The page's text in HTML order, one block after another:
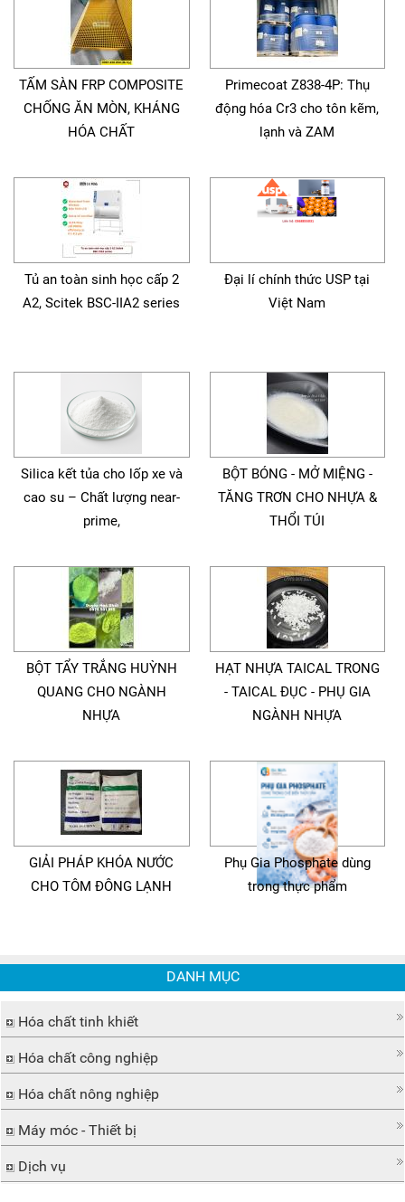
TẤM SÀN FRP COMPOSITE
CHỐNG ĂN MÒN, KHÁNG
HÓA CHẤT
Primecoat Z838-4P: Thụ
động hóa Cr3 cho tôn kẽm,
lạnh và ZAM
Tủ an toàn sinh học cấp 2
A2, Scitek BSC-IIA2 series
Đại lí chính thức USP tại
Việt Nam
Silica kết tủa cho lốp xe và
cao su – Chất lượng near-
prime,
BỘT BÓNG - MỞ MIỆNG -
TĂNG TRƠN CHO NHỰA &
THỔI TÚI
BỘT TẨY TRẮNG HUỲNH
QUANG CHO NGÀNH
NHỰA
HẠT NHỰA TAICAL TRONG
- TAICAL ĐỤC - PHỤ GIA
NGÀNH NHỰA
GIẢI PHÁP KHÓA NƯỚC
CHO TÔM ĐÔNG LẠNH
Phụ Gia Phosphate dùng
trong thực phẩm
DANH MỤC
Hóa chất tinh khiết
Hóa chất công nghiệp
Hóa chất nông nghiệp
Máy móc - Thiết bị
Dịch vụ